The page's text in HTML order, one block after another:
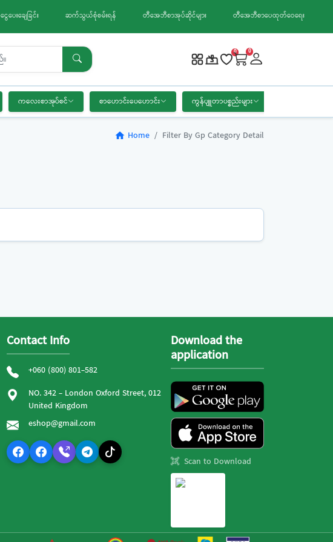
ငွေပေးချေခြင်း ဆက်သွယ်စုံစမ်းရန် တီအေဘီစာအုပ်ဆိုင်များ တီအေဘီစာပေထုတ်ဝေရေး
0 0
ကလေးစာအုပ်စင် စာဟောင်းပေဟောင်း ကွန်ပျူတာပစ္စည်းများ
home Home Filter By Gp Category Detail
Contact Info
+060 (800) 801-582
NO. 342 - London Oxford Street, 012
United Kingdom
eshop@gmail.com
Download the
application
Scan to Download